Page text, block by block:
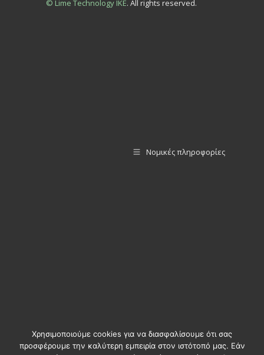
© Lime Technology IKE. All rights reserved.
Νομικές πληροφορίες
Χρησιμοποιούμε cookies για να διασφαλίσουμε ότι σας
προσφέρουμε την καλύτερη εμπειρία στον ιστότοπό μας. Εάν